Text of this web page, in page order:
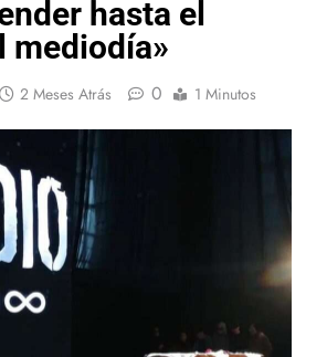
hasta el
mediodía»
2 Meses Atrás 0 1 Minutos